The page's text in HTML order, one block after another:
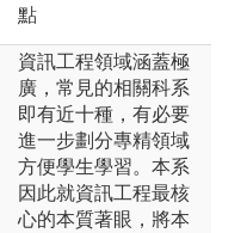
點
資訊工程領域涵蓋極
廣，常見的相關科系
即有近十種，有必要
進一步劃分專精領域
方便學生學習。本系
因此就資訊工程最核
心的本質著眼，將本